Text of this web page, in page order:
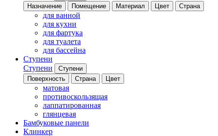
Назначение
Помещение Материал Цвет Страна
для ванной
для кухни
для фартука
для туалета
для бассейна
Ступени
Ступени
Ступени
Поверхность
Страна Цвет
матовая
противоскользящая
лаппатированная
глянцевая
Бамбуковые панели
Клинкер